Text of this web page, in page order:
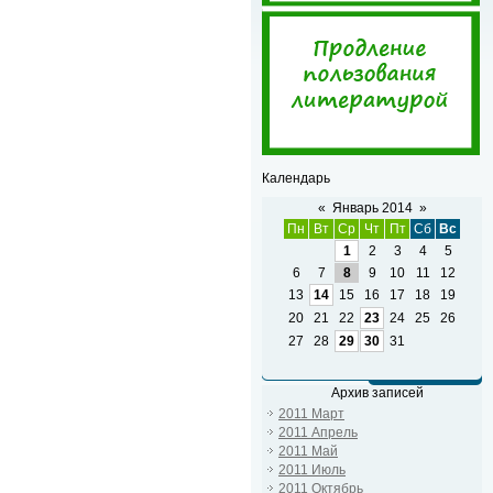
Календарь
« Январь 2014 »
Пн
Вт Ср Чт Пт Сб
Вс
1
2 3 4
5
6
7 8 9 10 11
12
13
14 15 16 17 18
19
20
21 22 23 24 25
26
27
28 29 30 31
Архив записей
2011 Март
2011 Апрель
2011 Май
2011 Июль
2011 Октябрь